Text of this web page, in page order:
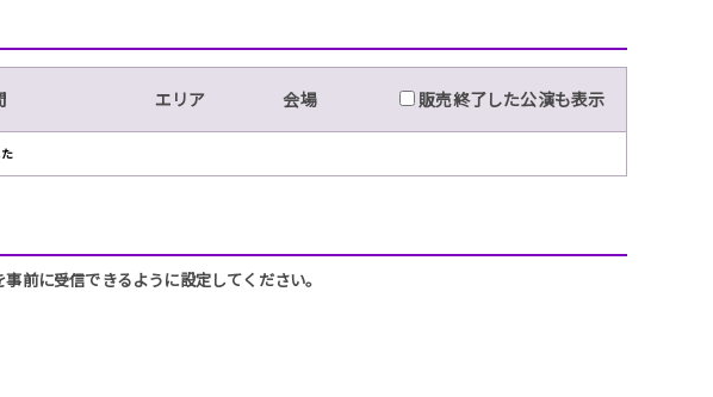
エリア 会場 販売終了した公演も表示
に受信できるように設定してください。